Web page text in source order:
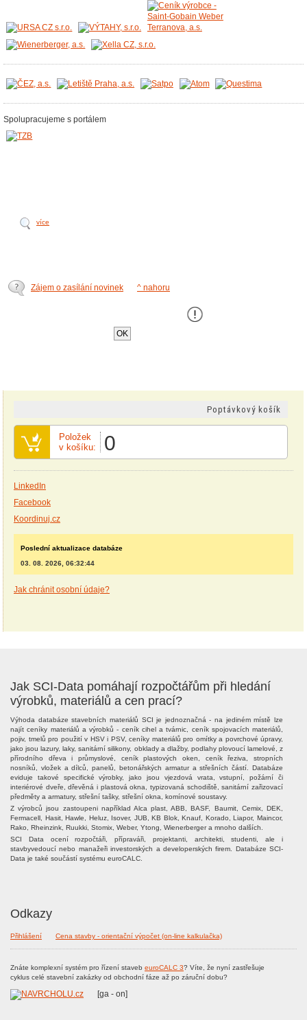
Spolupracujeme s portálem
více
Zájem o zasílání novinek ^ nahoru
OK
Poptávkový košík
Položek
v košíku:
0
LinkedIn
Facebook
Koordinuj.cz
Poslední aktualizace databáze
03. 08. 2026, 06:32:44
Jak chránit osobní údaje?
Jak SCI-Data pomáhají rozpočtářům při hledání
výrobků, materiálů a cen prací?
Výhoda databáze stavebních materiálů SCI je jednoznačná - na jediném místě lze
najít ceníky materiálů a výrobků - ceník cihel a tvárnic, ceník spojovacích materiálů,
pojiv, tmelů pro použití v HSV i PSV, ceníky materiálů pro omítky a povrchové úpravy,
jako jsou lazury, laky, sanitární silikony, obklady a dlažby, podlahy plovoucí lamelové, z
přírodního dřeva i průmyslové, ceník plastových oken, ceník řeziva, stropních
nosníků, vložek a dílců, panelů, betonářských armatur a střešních částí. Databáze
eviduje takové specifické výrobky, jako jsou vjezdová vrata, vstupní, požární či
interiérové dveře, dřevěná i plastová okna, typizovaná schodiště, sanitární zařizovací
předměty a armatury, střešní tašky, střešní okna, komínové soustavy.
Z výrobců jsou zastoupeni například Alca plast, ABB, BASF, Baumit, Cemix, DEK,
Fermacell, Hasit, Hawle, Heluz, Isover, JUB, KB Blok, Knauf, Korado, Liapor, Maincor,
Rako, Rheinzink, Ruukki, Stomix, Weber, Ytong, Wienerberger a mnoho dalších.
SCI Data ocení rozpočtáři, přípraváři, projektanti, architekti, studenti, ale i
stavbyvedoucí nebo manažeři investorských a developerských firem. Databáze SCI-
Data je také součástí systému euroCALC.
Odkazy
Přihlášení Cena stavby - orientační výpočet (on-line kalkulačka)
Znáte komplexní systém pro řízení staveb euroCALC 3? Víte, že nyní zastřešuje
cyklus celé stavební zakázky od obchodní fáze až po záruční dobu?
[ga - on]